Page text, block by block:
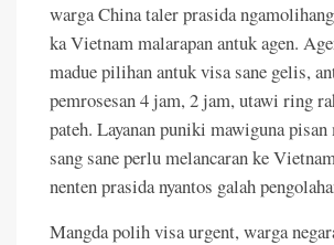
warga China taler prasida
ka Vietnam malarapan antuk agen.
madue pilihan antuk visa sane gelis,
pemrosesan 4 jam, 2 jam, utawi ring
pateh. Layanan puniki mawiguna
sang sane perlu melancaran ke
nenten prasida nyantos galah
Mangda polih visa urgent, warga